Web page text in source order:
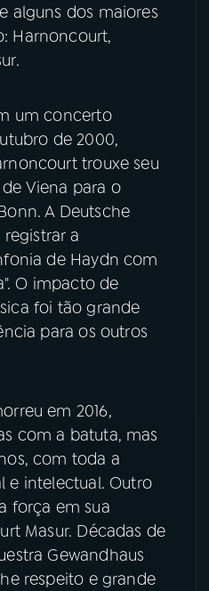
X
alguns dos maiores
Harnoncourt,
um concerto
de 2000,
trouxe seu
Viena para o
A Deutsche
a
de Haydn com
O impacto de
foi tão grande
para os outros
em 2016,
com a batuta, mas
com toda a
e intelectual. Outro
força em sua
Masur. Décadas de
Gewandhaus
respeito e grande